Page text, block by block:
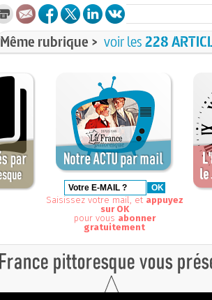
Même rubrique > voir les228
Saisissez votre mail, et appuyez
sur OK
pour vous abonner
gratuitement